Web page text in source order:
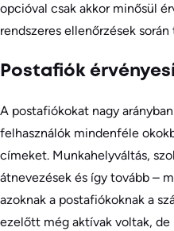
opcióval csak akkor minősül
rendszeres ellenőrzések
Postafiók
A postafiókokat nagy
felhasználók mindenféle
címeket. Munkahelyváltás,
átnevezések és így tovább –
azoknak a postafiókoknak a
ezelőtt még aktívak voltak, de